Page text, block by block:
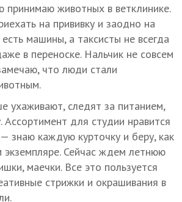
принимаю животных в ветклинике.
на прививку и заодно на
есть машины, а таксисты не всегда
в переноске. Нальчик не совсем
что люди стали
ухаживают, следят за питанием,
для студии нравится
знаю каждую курточку и беру, как
Сейчас ждем летнюю
маечки. Все это пользуется
стрижки и окрашивания в